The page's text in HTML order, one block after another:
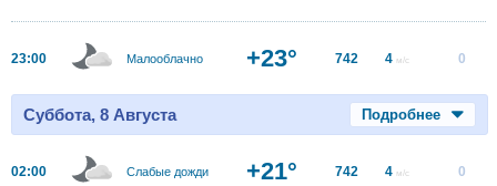
23:00 Малооблачно +23° 742 4 м/с 0
Суббота, 8 Августа Подробнее
02:00 Слабые дожди +21° 742 4 м/с 0